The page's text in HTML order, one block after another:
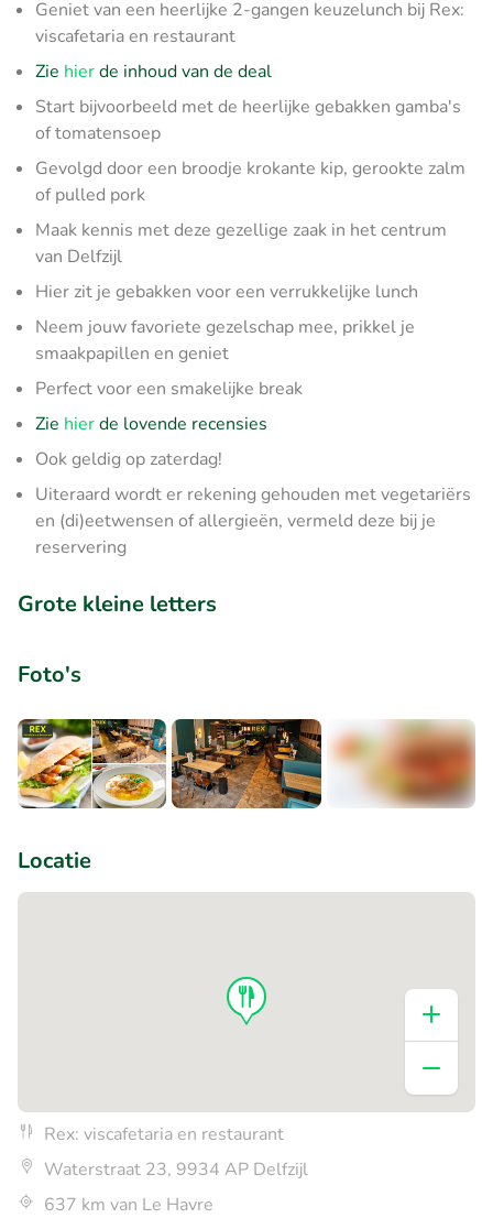
Geniet van een heerlijke 2-gangen keuzelunch bij Rex:
viscafetaria en restaurant
Zie hierde inhoud van de deal
Start bijvoorbeeld met de heerlijke gebakken gamba's
of tomatensoep
Gevolgd door een broodje krokante kip, gerookte zalm
of pulled pork
Maak kennis met deze gezellige zaak in het centrum
van Delfzijl
Hier zit je gebakken voor een verrukkelijke lunch
Neem jouw favoriete gezelschap mee, prikkel je
smaakpapillen en geniet
Perfect voor een smakelijke break
Zie hierde lovende recensies
Ook geldig op zaterdag!
Uiteraard wordt er rekening gehouden met vegetariërs
en (di)eetwensen of allergieën, vermeld deze bij je
reservering
Grote kleine letters
Foto's
Locatie
Rex: viscafetaria en restaurant
Waterstraat 23, 9934 AP Delfzijl
637 km van Le Havre